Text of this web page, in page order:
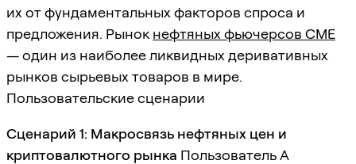
их от фундаментальных факторов спроса и
предложения. Рынок нефтяных фьючерсов CME
— один из наиболее ликвидных деривативных
рынков сырьевых товаров в мире.
Пользовательские сценарии
Сценарий 1: Макросвязь нефтяных цен и
криптовалютного рынка Пользователь A